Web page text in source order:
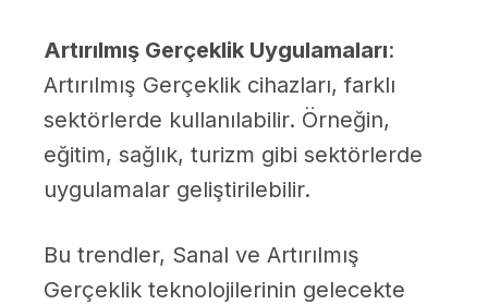
Artırılmış Gerçeklik Uygulamaları:
Artırılmış Gerçeklik cihazları, farklı
sektörlerde kullanılabilir. Örneğin,
eğitim, sağlık, turizm gibi sektörlerde
uygulamalar geliştirilebilir.
Bu trendler, Sanal ve Artırılmış
Gerçeklik teknolojilerinin gelecekte